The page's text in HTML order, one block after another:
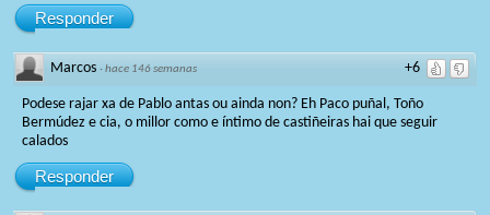
Responder
+6
Marcos ·hace 146 semanas
Podese rajar xa de Pablo antas ou ainda non? Eh Paco puñal, Toño
Bermúdez e cia, o millor como e íntimo de castiñeiras hai que seguir
calados
Responder